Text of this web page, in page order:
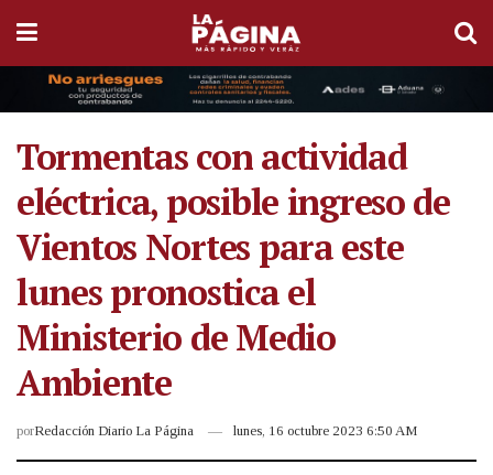
Tormentas con actividad
eléctrica, posible ingreso de
Vientos Nortes para este
lunes pronostica el
Ministerio de Medio
Ambiente
porRedacción Diario La Página lunes, 16 octubre 2023 6:50 AM